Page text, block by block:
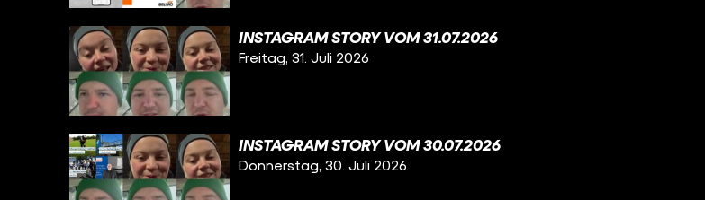
INSTAGRAM STORY VOM 31.07.2026
Freitag, 31. Juli 2026
INSTAGRAM STORY VOM 30.07.2026
Donnerstag, 30. Juli 2026